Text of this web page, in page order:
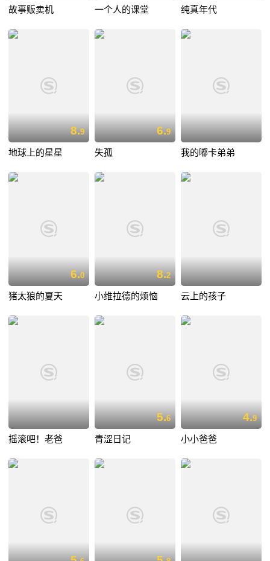
故事贩卖机 一个人的课堂 纯真年代
8.9
地球上的星星
6.9
失孤 我的嘟卡弟弟
6.0
猪太狼的夏天
8.2
小维拉德的烦恼 云上的孩子
摇滚吧！老爸
5.6
青涩日记
4.9
小小爸爸